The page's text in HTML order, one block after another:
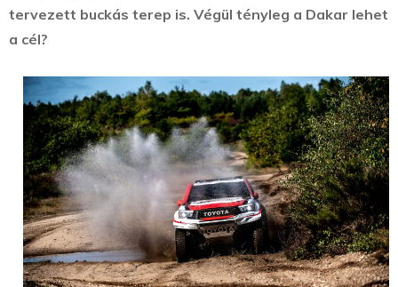
tervezett buckás terep is. Végül tényleg a Dakar lehet
a cél?